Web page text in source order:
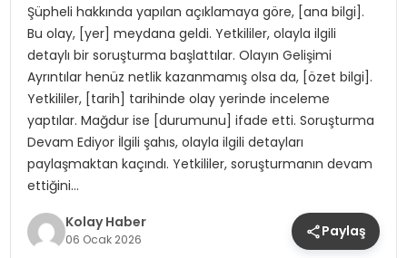
TOROSLAR’DA PAZAR GERGİNLİĞİ!
Şüpheli hakkında yapılan açıklamaya göre, [ana bilgi].
Bu olay, [yer] meydana geldi. Yetkililer, olayla ilgili
detaylı bir soruşturma başlattılar. Olayın Gelişimi
Ayrıntılar henüz netlik kazanmamış olsa da, [özet bilgi].
Yetkililer, [tarih] tarihinde olay yerinde inceleme
yaptılar. Mağdur ise [durumunu] ifade etti. Soruşturma
Devam Ediyor İlgili şahıs, olayla ilgili detayları
paylaşmaktan kaçındı. Yetkililer, soruşturmanın devam
ettiğini…
Kolay Haber
06 Ocak 2026 Paylaş